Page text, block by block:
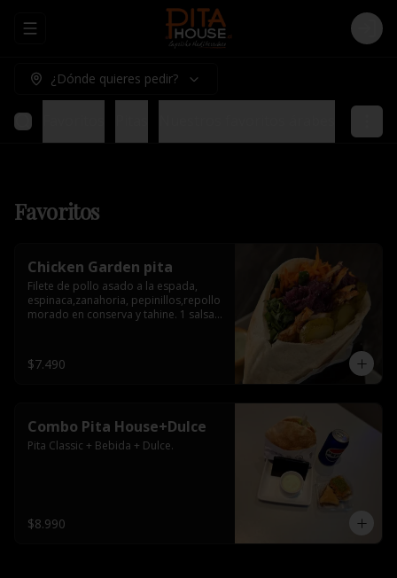
Abrir menu de navegación Login
¿Dónde quieres pedir?
Favoritos
Chicken Garden pita
Filete de pollo asado a la espada,
espinaca,zanahoria, pepinillos,repollo
morado en conserva y tahine. 1 salsa
$7.490
Combo Pita House+Dulce
Pita Classic + Bebida + Dulce.
$8.990